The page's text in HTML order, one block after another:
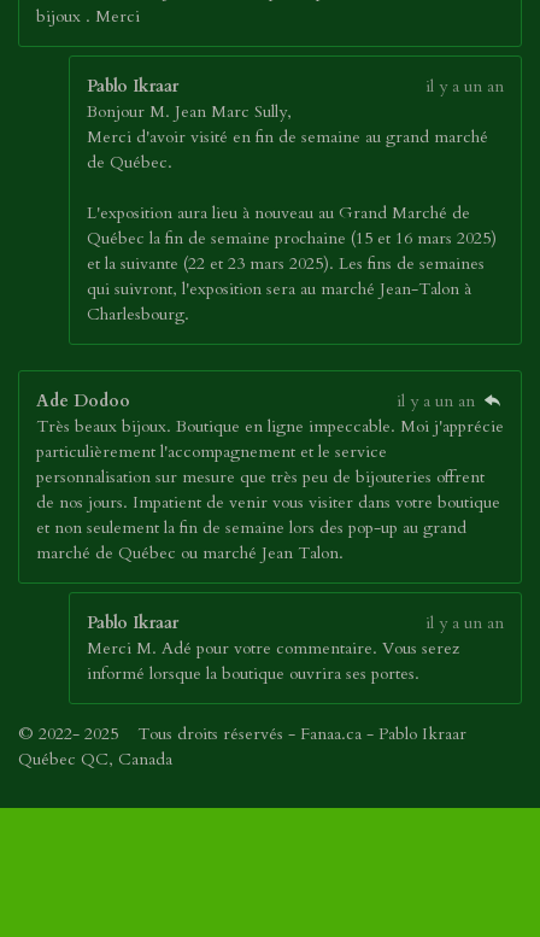
bijoux . Merci
Pablo Ikraar
il y a un an
Bonjour M. Jean Marc Sully,
Merci d'avoir visité en fin de semaine au grand marché
de Québec.
L'exposition aura lieu à nouveau au Grand Marché de
Québec la fin de semaine prochaine (15 et 16 mars 2025)
et la suivante (22 et 23 mars 2025). Les fins de semaines
qui suivront, l'exposition sera au marché Jean-Talon à
Charlesbourg.
Ade Dodoo
il y a un an
Très beaux bijoux. Boutique en ligne impeccable. Moi j'apprécie
particulièrement l'accompagnement et le service
personnalisation sur mesure que très peu de bijouteries offrent
de nos jours. Impatient de venir vous visiter dans votre boutique
et non seulement la fin de semaine lors des pop-up au grand
marché de Québec ou marché Jean Talon.
Pablo Ikraar
il y a un an
Merci M. Adé pour votre commentaire. Vous serez
informé lorsque la boutique ouvrira ses portes.
© 2022- 2025 Tous droits réservés - Fanaa.ca - Pablo Ikraar
Québec QC, Canada